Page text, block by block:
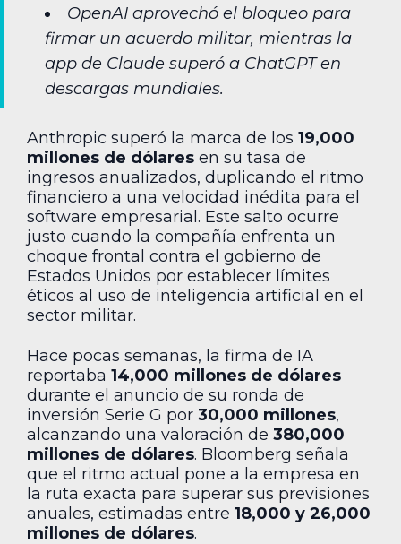
OpenAI aprovechó el bloqueo para
firmar un acuerdo militar, mientras la
app de Claude superó a ChatGPT en
descargas mundiales.
Anthropic superó la marca de los 19,000
millones de dólares en su tasa de
ingresos anualizados, duplicando el ritmo
financiero a una velocidad inédita para el
software empresarial. Este salto ocurre
justo cuando la compañía enfrenta un
choque frontal contra el gobierno de
Estados Unidos por establecer límites
éticos al uso de inteligencia artificial en el
sector militar.
Hace pocas semanas, la firma de IA
reportaba 14,000 millones de dólares
durante el anuncio de su ronda de
inversión Serie G por 30,000 millones,
alcanzando una valoración de 380,000
millones de dólares. Bloomberg señala
que el ritmo actual pone a la empresa en
la ruta exacta para superar sus previsiones
anuales, estimadas entre 18,000 y 26,000
millones de dólares.